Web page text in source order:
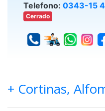
Telefono: 0343-15
Cerrado
+ Cortinas,